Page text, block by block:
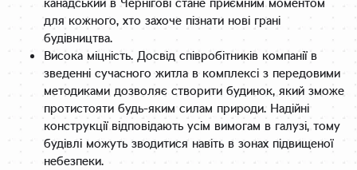
канадський в Чернігові стане приємним моментом
для кожного, хто захоче пізнати нові грані
будівництва.
Висока міцність. Досвід співробітників компанії в
зведенні сучасного житла в комплексі з передовими
методиками дозволяє створити будинок, який зможе
протистояти будь-яким силам природи. Надійні
конструкції відповідають усім вимогам в галузі, тому
будівлі можуть зводитися навіть в зонах підвищеної
небезпеки.